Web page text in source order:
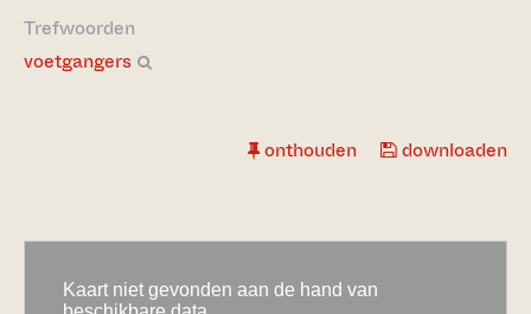
Trefwoorden
voetgangers
onthouden downloaden